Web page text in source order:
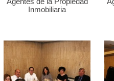
Inmobiliaria